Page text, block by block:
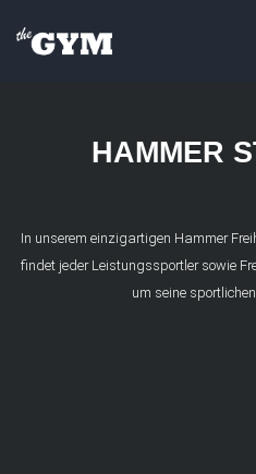
HAMMER
In unserem einzigartigen Hammer
findet jeder Leistungssportler sowie
um seine